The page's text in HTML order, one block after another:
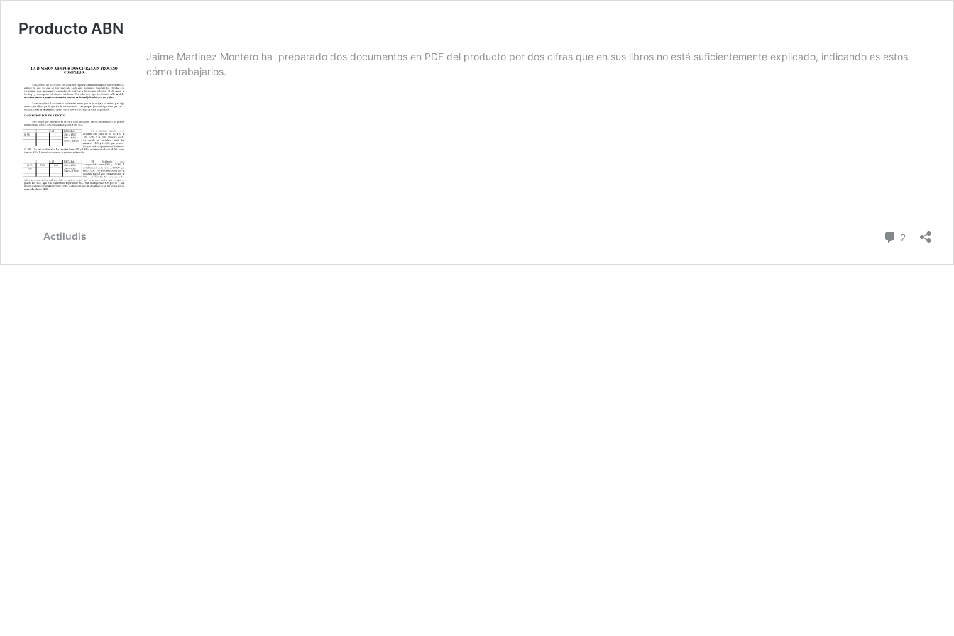
Producto ABN
Jaime Martinez Montero ha preparado dos documentos en PDF del producto por dos cifras que en sus libros no está suficientemente explicado, indicando es estos
cómo trabajarlos.
Actiludis 2